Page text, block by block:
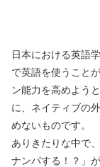
日本における英語
で英語を使うこと
ン能力を高めよう
に、ネイティブの
めないものです。
ありきたりな中で
ナンパする！？」